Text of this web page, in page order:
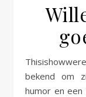
Thisishowweread redacteur Kurt Van Gasse staat
bekend om
humor en